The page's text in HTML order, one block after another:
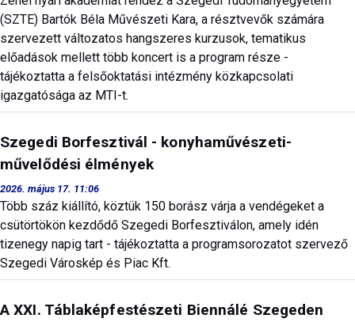
(SZTE) Bartók Béla Művészeti Kara, a résztvevők számára
szervezett változatos hangszeres kurzusok, tematikus
előadások mellett több koncert is a program része -
tájékoztatta a felsőoktatási intézmény közkapcsolati
igazgatósága az MTI-t.
Szegedi Borfesztivál - konyhaművészeti-
művelődési élmények
2026. május 17. 11:06
Több száz kiállító, köztük 150 borász várja a vendégeket a
csütörtökön kezdődő Szegedi Borfesztiválon, amely idén
tizenegy napig tart - tájékoztatta a programsorozatot szervező
Szegedi Városkép és Piac Kft.
A XXI. Táblaképfestészeti Biennálé Szegeden